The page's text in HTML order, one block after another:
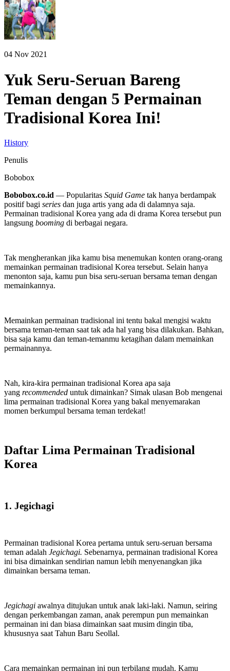
04 Nov 2021
Yuk Seru-Seruan Bareng
Teman dengan 5 Permainan
Tradisional Korea Ini!
History
Penulis
Bobobox
Bobobox.co.id — Popularitas Squid Game tak hanya berdampak
positif bagi series dan juga artis yang ada di dalamnya saja.
Permainan tradisional Korea yang ada di drama Korea tersebut pun
langsung booming di berbagai negara.
Tak mengherankan jika kamu bisa menemukan konten orang-orang
memainkan permainan tradisional Korea tersebut. Selain hanya
menonton saja, kamu pun bisa seru-seruan bersama teman dengan
memainkannya.
Memainkan permainan tradisional ini tentu bakal mengisi waktu
bersama teman-teman saat tak ada hal yang bisa dilakukan. Bahkan,
bisa saja kamu dan teman-temanmu ketagihan dalam memainkan
permainannya.
Nah, kira-kira permainan tradisional Korea apa saja
yang recommended untuk dimainkan? Simak ulasan Bob mengenai
lima permainan tradisional Korea yang bakal menyemarakan
momen berkumpul bersama teman terdekat!
Daftar Lima Permainan Tradisional
Korea
1. Jegichagi
Permainan tradisional Korea pertama untuk seru-seruan bersama
teman adalah Jegichagi. Sebenarnya, permainan tradisional Korea
ini bisa dimainkan sendirian namun lebih menyenangkan jika
dimainkan bersama teman.
Jegichagi awalnya ditujukan untuk anak laki-laki. Namun, seiring
dengan perkembangan zaman, anak perempun pun memainkan
permainan ini dan biasa dimainkan saat musim dingin tiba,
khususnya saat Tahun Baru Seollal.
Cara memainkan permainan ini pun terbilang mudah. Kamu